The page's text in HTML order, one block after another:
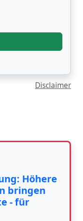
Disclaimer
Höhere
bringen
- für